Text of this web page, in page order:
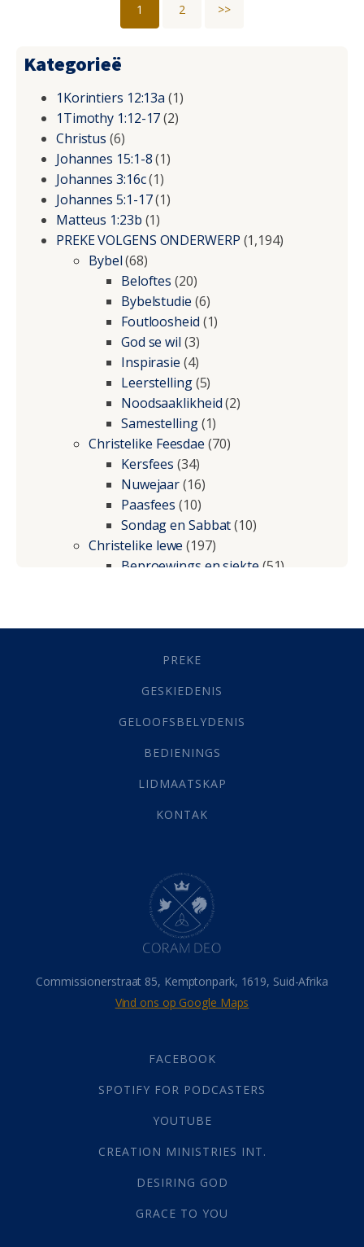
1 2 >>
Kategorieë
1Korintiers 12:13a (1)
1Timothy 1:12-17(2)
Christus (6)
Johannes 15:1-8(1)
Johannes 3:16c(1)
Johannes 5:1-17(1)
Matteus 1:23b (1)
PREKE VOLGENS ONDERWERP (1,194)
Bybel(68)
Beloftes (20)
Bybelstudie (6)
Foutloosheid (1)
God se wil (3)
Inspirasie (4)
Leerstelling(5)
Noodsaaklikheid(2)
Samestelling(1)
Christelike Feesdae (70)
Kersfees (34)
Nuwejaar(16)
Paasfees (10)
Sondag en Sabbat(10)
Christelike lewe (197)
Beproewings en siekte(51)
Geestelike Groei(10)
(21)
Grys Areas(4)
Lewensdoel(3)
Selfondersoek(1)
Werk(22)
(142)
Hemel (31)
Israel (14)
Millennium(1)
Oordeelsdag(19)
Verheerlikte liggaam
Wederkoms
(27)
Gebed(87)
Die Onse Vader(12)
God(392)
Afgode(23)
Almag(1)
Alomteenwoordig
Alwetendheid (1)
PREKE
GESKIEDENIS
GELOOFSBELYDENIS
BEDIENINGS
LIDMAATSKAP
KONTAK
Commissionerstraat 85, Kemptonpark, 1619, Suid-Afrika
Vind ons op Google Maps
FACEBOOK
SPOTIFY FOR PODCASTERS
YOUTUBE
CREATION MINISTRIES INT.
DESIRING GOD
GRACE TO YOU